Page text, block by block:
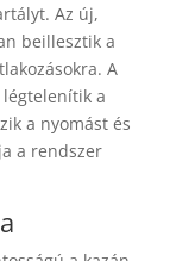
Az új,
beillesztik a
A
a
a nyomást és
a rendszer